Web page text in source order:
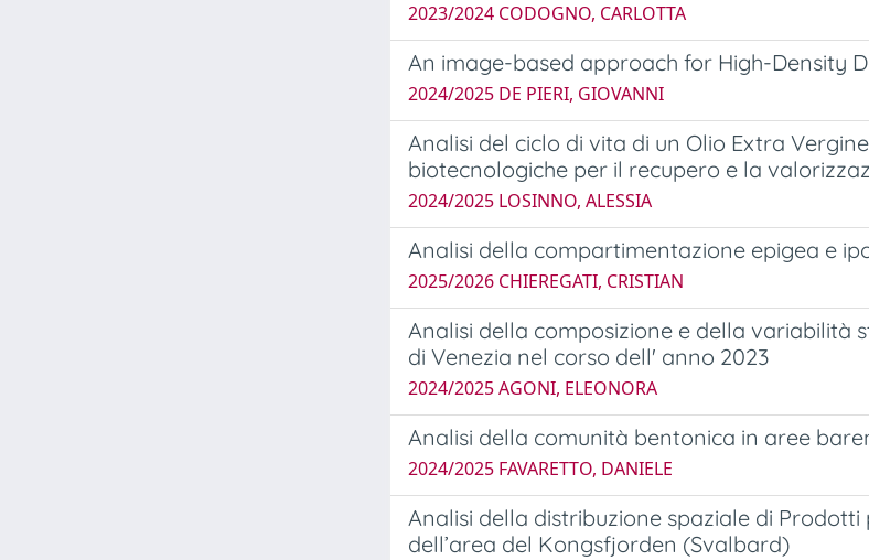
2023/2024 CODOGNO, CARLOTTA
An image-based approach for High-Density
2024/2025 DE PIERI, GIOVANNI
Analisi del ciclo di vita di un Olio Extra
biotecnologiche per il recupero e la
2024/2025 LOSINNO, ALESSIA
Analisi della compartimentazione epigea e
2025/2026 CHIEREGATI, CRISTIAN
Analisi della composizione e della
di Venezia nel corso dell' anno 2023
2024/2025 AGONI, ELEONORA
Analisi della comunità bentonica in aree
2024/2025 FAVARETTO, DANIELE
Analisi della distribuzione spaziale di
dell’area del Kongsfjorden (Svalbard)